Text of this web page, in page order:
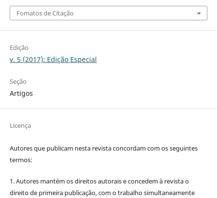
Fomatos de Citação
Edição
v. 5 (2017): Edição Especial
Seção
Artigos
Licença
Autores que publicam nesta revista concordam com os seguintes
termos:
1. Autores mantém os direitos autorais e concedem à revista o
direito de primeira publicação, com o trabalho simultaneamente